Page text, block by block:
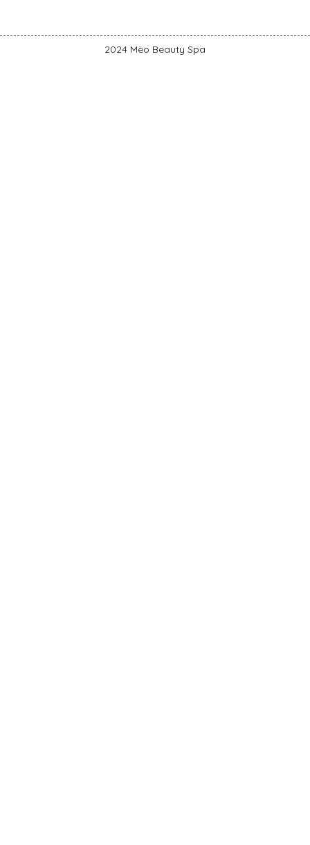
2024 Mèo Beauty Spa